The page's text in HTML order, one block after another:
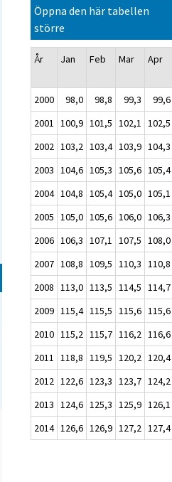
Öppna den här tabellen
större
År Jan Feb Mar Apr
2000
98,0 98,8 99,3 99,6
2001 100,9 101,5 102,1 102,5
2002 103,2 103,4 103,9 104,3
2003 104,6 105,3 105,6 105,4
2004 104,8 105,4 105,0 105,1
2005 105,0 105,6 106,0 106,3
2006 106,3 107,1 107,5 108,0
2007 108,8 109,5 110,3 110,8
2008 113,0 113,5 114,5 114,7
2009 115,4 115,5 115,6 115,6
2010 115,2 115,7 116,2 116,6
2011 118,8 119,5 120,2 120,4
2012 122,6 123,3 123,7 124,2
2013 124,6 125,3 125,9 126,1
2014 126,6 126,9 127,2 127,4